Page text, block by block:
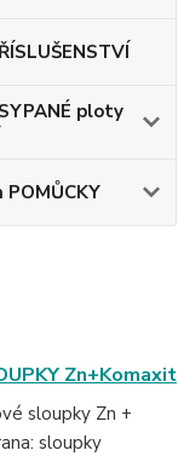
ploty
POMŮCKY
Zn+Komaxit
sloupky Zn +
sloupky